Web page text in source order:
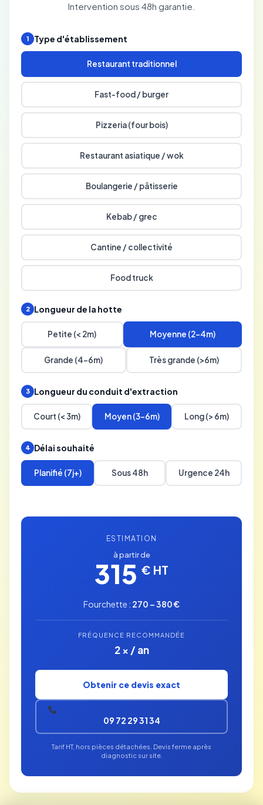
Intervention sous 48h garantie.
1 Type d'établissement
Restaurant traditionnel
Fast-food / burger
Pizzeria (four bois)
Restaurant asiatique / wok
Boulangerie / pâtisserie
Kebab / grec
Cantine / collectivité
Food truck
2 Longueur de la hotte
Petite (< 2m) Moyenne (2-4m)
Grande (4-6m) Très grande (>6m)
3 Longueur du conduit d'extraction
Court (< 3m) Moyen (3-6m) Long (> 6m)
4 Délai souhaité
Planifié (7j+) Sous 48h Urgence 24h
ESTIMATION
à partir de
315 € HT
Fourchette : 270 – 380 €
FRÉQUENCE RECOMMANDÉE
2 × / an
Obtenir ce devis exact
09 72 29 31 34
Tarif HT, hors pièces détachées. Devis ferme après
diagnostic sur site.